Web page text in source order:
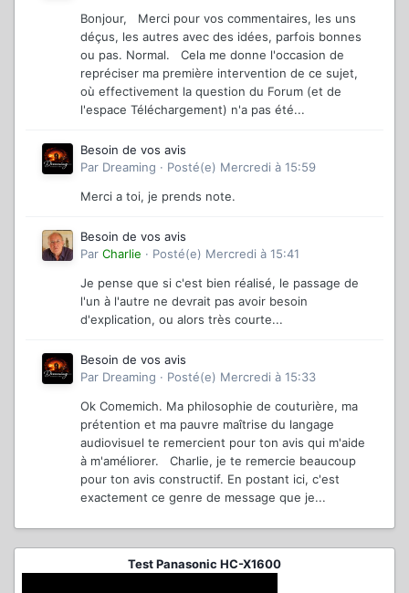
Bonjour, Merci pour vos commentaires, les uns
déçus, les autres avec des idées, parfois bonnes
ou pas. Normal. Cela me donne l'occasion de
repréciser ma première intervention de ce sujet,
où effectivement la question du Forum (et de
l'espace Téléchargement) n'a pas été...
Besoin de vos avis
Par Dreaming · Posté(e) Mercredi à 15:59
Merci a toi, je prends note.
Besoin de vos avis
Par Charlie · Posté(e) Mercredi à 15:41
Je pense que si c'est bien réalisé, le passage de
l'un à l'autre ne devrait pas avoir besoin
d'explication, ou alors très courte...
Besoin de vos avis
Par Dreaming · Posté(e) Mercredi à 15:33
Ok Comemich. Ma philosophie de couturière, ma
prétention et ma pauvre maîtrise du langage
audiovisuel te remercient pour ton avis qui m'aide
à m'améliorer. Charlie, je te remercie beaucoup
pour ton avis constructif. En postant ici, c'est
exactement ce genre de message que je...
Test Panasonic HC-X1600